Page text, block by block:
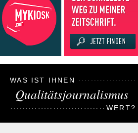
WAS IST IHNEN
Qualitätsjournalismus
WERT?